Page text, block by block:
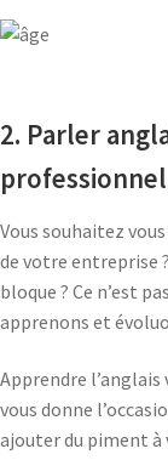
2. Parler
Vous souhaitez
de votre entreprise
bloque ? Ce n’est
apprenons et
Apprendre
vous donne
ajouter du piment